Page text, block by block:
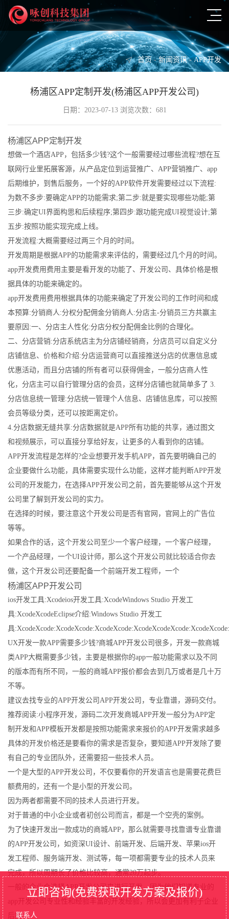
首页 - 新闻资讯 - APP开发
杨浦区APP定制开发(杨浦区APP开发公司)
日期：2023-07-13 浏览次数：681
杨浦区APP定制开发
想做一个酒店APP，包括多少钱?这个一般需要经过哪些流程?想在互
联网行业里拓展客源，从产品定位到运营推广、APP营销推广、app
后期维护，到售后服务，一个好的APP软件开发需要经过以下流程:
为数不多步:要确定APP的功能需求;第二步:就是要实现哪些功能;第
三步:确定UI界面构思和后续程序;第四步:跟功能完成UI视觉设计;第
五步:按照功能实现完成上线。
开发流程:大概需要经过两三个月的时间。
开发周期是根据APP的功能需求来评估的，需要经过几个月的时间。
app开发费用费用主要是看开发的功能了、开发公司、具体价格是根
据具体的功能来确定的。
app开发费用费用根据具体的功能来确定了开发公司的工作时间和成
本预算:分销商人:分权分配佣金分销商人:分店主-分销员三方共赢主
要原因:一、分店主人性化:分店分权分配佣金比例的合理化。
二、分店营销:分店系统店主为分店铺经销商，分店员可以自定义分
店铺信息、价格和介绍:分店运营商可以直接推送分店的优惠信息或
优惠活动，而且分店铺的所有者可以获得佣金，一般分店商人性
化，分店主可以自行管理分店的会员，这样分店铺也就简单多了 3.
分店信息统一管理:分店统一管理个人信息、店铺信息库，可以按照
会员等级分类，还可以按距离定价。
4.分店数据无缝共享:分店数据就是APP所有功能的共享，通过图文
和视频展示，可以直接分享给好友，让更多的人看到你的店铺。
APP开发流程是怎样的?企业想要开发手机APP，首先要明确自己的
企业要做什么功能，具体需要实现什么功能，这样才能判断APP开发
公司的开发能力，在选择APP开发公司之前，首先要能够从这个开发
公司里了解到开发公司的实力。
在选择的时候，要注意这个开发公司是否有官网，官网上的广告位
等等。
如果合作的话，这个开发公司至少一个客户经理，一个客户经理，
一个产品经理，一个UI设计师，那么这个开发公司就比较适合你去
做，这个开发公司还要配备一个前端开发工程师，一个
杨浦区APP开发公司
ios开发工具:Xcodeios开发工具:XcodeWindows Studio 开发工
具:XcodeXcodeEclipse介绍:Windows Studio 开发工
具
UX开发一款APP需要多少钱?商城APP开发公司很多，开发一款商城
类APP大概需要多少钱，主要是根据你的app一般功能需求以及不同
的版本而有所不同，一般的商城APP报价都会去到几万或者是几十万
不等。
建议去找专业的APP开发公司APP开发公司，专业靠谱，源码交付。
推荐阅读:小程序开发，源码二次开发商城APP开发一般分为APP定
制开发和APP模板开发都是按照功能需求来报价的APP开发需求越多
具体的开发价格还是要看你的需求是否复杂，要知道APP开发除了要
有自己的专业团队外，还需要招一些技术人员。
一个是大型的APP开发公司，不仅要看你的开发语言也是需要花费巨
额费用的，还有一个是小型的开发公司。
因为两者都需要不同的技术人员进行开发。
对于普通的中小企业或者初创公司而言，都是一个空壳的案例。
为了快速开发出一款成功的商城APP，那么就需要寻找靠谱专业靠谱
的APP开发公司，如资深UI设计、前端开发、后端开发、苹果ios开
发工程师、服务端开发、测试等，每一项都需要专业的技术人员来
完成，所以周期长了价格比较高，通常20万起步。
一般的企业会选择APP开发公司来进行开发，因为他们知道专业的
app开发公司专业性和经验丰富的开发经验，所以会更加有利于企业
后期
立即咨询(免费获取开发方案及报价)